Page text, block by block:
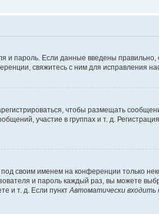
и пароль. Если данные введены
свяжитесь с ним для исправления
чтобы размещать
участие в группах и т. д.
под своим именем на конференции только
и пароль каждый раз, вы можете
и т. д. Если пункт Автоматически входить